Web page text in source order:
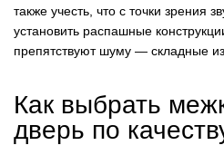
также учесть, что с точки зрения
установить распашные
препятствуют шуму — складные
Как выбрать
дверь по